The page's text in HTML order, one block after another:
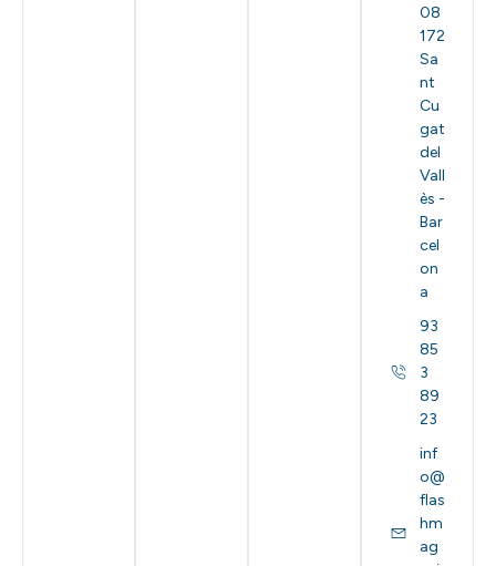
08
172
Sa
nt
Cu
gat
del
Vall
ès -
Bar
cel
on
a
93
85
3
89
23
inf
o@
flas
hm
ag